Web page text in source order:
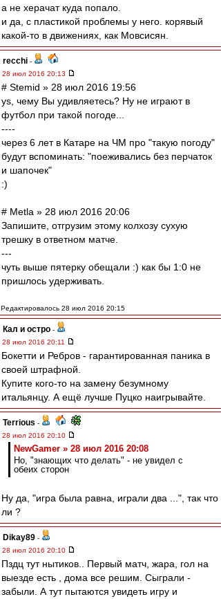
а не херачат куда попало.
и да, с пластикой проблемы у него. корявый
какой-то в движениях, как Мовсисян.
recchi -
28 июл 2016 20:13
# Stemid » 28 июл 2016 19:56
ys, чему Вы удивляетесь? Ну не играют в
футбол при такой погоде...
----
через 6 лет в Катаре на ЧМ про "такую погоду"
будут вспоминать: "поеживались без перчаток
и шапочек"
:)
# Metla » 28 июл 2016 20:06
Запишите, отгрузим этому колхозу сухую
трешку в ответном матче.
---
чуть выше пятерку обещали :) как бы 1:0 не
пришлось удерживать.
Редактировалось 28 июл 2016 20:15
Кал и остро -
28 июл 2016 20:11
Бокетти и Ребров - гарантированная паника в
своей штрафной.
Купите кого-то на замену безумному
итальянцу. А ещё лучше Пуцко наигрывайте.
Terrious -
28 июл 2016 20:10
NewGamer » 28 июл 2016 20:08
Но, "знающих что делать" - не увидел с
обеих сторон
Ну да, "игра была равна, играли два ...", так что
ли ?
Dikay89 -
28 июл 2016 20:10
Пздц тут нытиков.. Первый матч, жара, гол на
выезде есть , дома все решим. Сыграли -
забыли. А тут пытаются увидеть игру и